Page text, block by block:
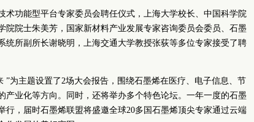
术功能型平台专家委员会聘任仪式，上海大学校长、中国科学院
院院士朱美芳，国家新材料产业发展专家咨询委员会委员、石墨
统所副所长谢晓明，上海交通大学教授张荻等多位专家接受了聘
”为主题设置了2场大会报告，围绕石墨烯在医疗、电子信息、节
产业化等方向。同时，还将举办多个特色论坛。一年一度的石墨
行，届时石墨烯联盟将盛邀全球20多国石墨烯顶尖专家通过云端